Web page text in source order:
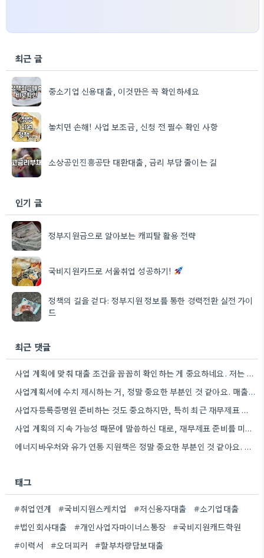
최근 글
중소기업 신용대출, 이것만은 꼭 확인하세요
놓치면 손해! 사업 보조금, 신청 전 필수 확인 사항
소상공인진흥공단 대환대출, 금리 부담 줄이는 길
인기 글
정부지원금으로 알아보는 캐피탈 활용 전략
국비지원카드로 서울취업 성공하기!
정책의 길을 걷다: 정부지원 정보를 통한 경력전환 실전 가이
드
최근 댓글
사업 계획에 맞춰 대출 조건을 꼼꼼히 확인하는 게 중요하네요. 저는 사업 확장 시 금리 변화를…
사업계획서에 수치 제시하는 거, 정말 중요한 부분인 것 같아요. 매출 성장률이나 고용 목표를 구체적으로 적으면…
사업자등록증명원 준비하는 것도 중요하지만, 특히 최근 재무제표 유효기간 꼭 확인해야 해요. 제가 최근 사업 계획서…
사업 계획의 지속 가능성 때문에 말씀하신 대로, 재무제표 준비를 미리 해두는 게 정말 중요하네요. 특히…
에너지바우처와 유가 연동 지원책은 정말 중요한 부분인 것 같아요. 특히 농어민분들이 에너지 가격 변동에 덜…
태그
#취업연계 #국비지원스케치업 #저신용자대출
#소기업대출
#법인회사대출
#개인사업자마이너스통장
#국비지원캐드학원
#이력서
#오더피커 #할부차량담보대출